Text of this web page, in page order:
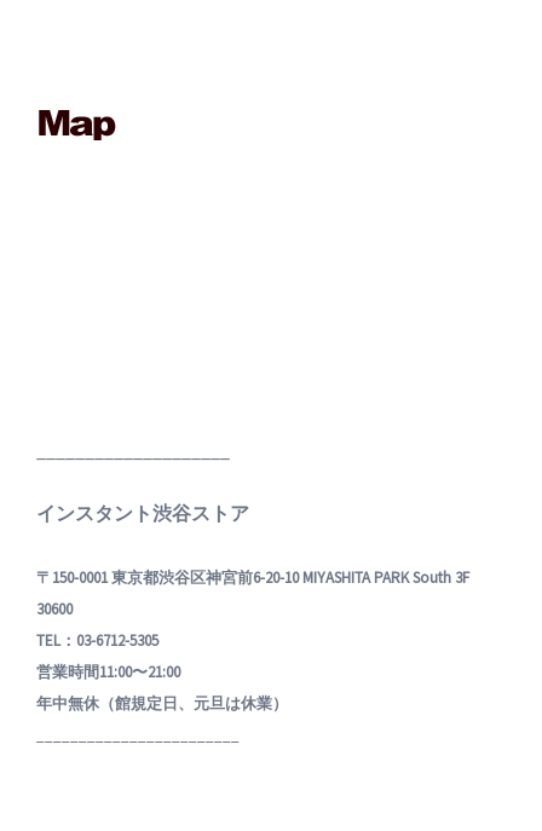
インスタント渋谷ストア
〒150-0001 東京都渋谷区神宮前6-20-10 MIYASHITA PARK South 3F
30600
TEL：03-6712-5305
営業時間11:00〜21:00
年中無休（館規定日、元旦は休業）